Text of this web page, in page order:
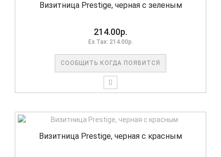
Визитница Prestige, черная с зеленым
214.00р.
Ex Tax: 214.00р.
СООБЩИТЬ КОГДА ПОЯВИТСЯ
Визитница Prestige, черная с красным